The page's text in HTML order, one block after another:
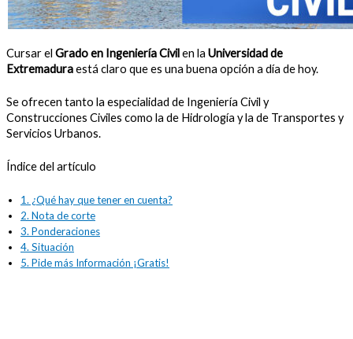
Cursar el Grado en Ingeniería Civilen la Universidad de
Extremaduraestá claro que es una buena opción a día de hoy.
Se ofrecen tanto la especialidad de Ingeniería Civil y
Construcciones Civiles como la de Hidrología y la de Transportes y
Servicios Urbanos.
Índice del artículo
1. ¿Qué hay que tener en cuenta?
2. Nota de corte
3. Ponderaciones
4. Situación
5. Pide más Información ¡Gratis!